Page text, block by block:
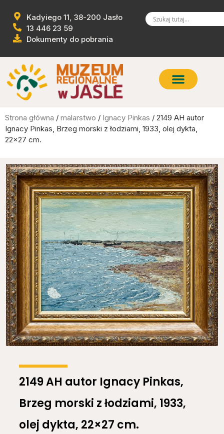
Kadyiego 11, 38-200 Jasło
13 446 23 59
Dokumenty do pobrania
Strona główna / malarstwo / Ignacy Pinkas / 2149 AH autor
Ignacy Pinkas, Brzeg morski z łodziami, 1933, olej dykta,
22×27 cm.
2149 AH autor Ignacy Pinkas,
Brzeg morski z łodziami, 1933,
olej dykta, 22×27 cm.